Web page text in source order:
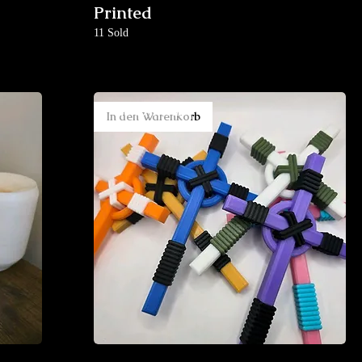
Printed
11 Sold
In den Warenkorb
New Arrival